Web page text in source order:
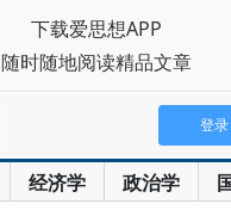
经济学 政治学
登录
下载爱思想APP
随时随地阅读精品文章